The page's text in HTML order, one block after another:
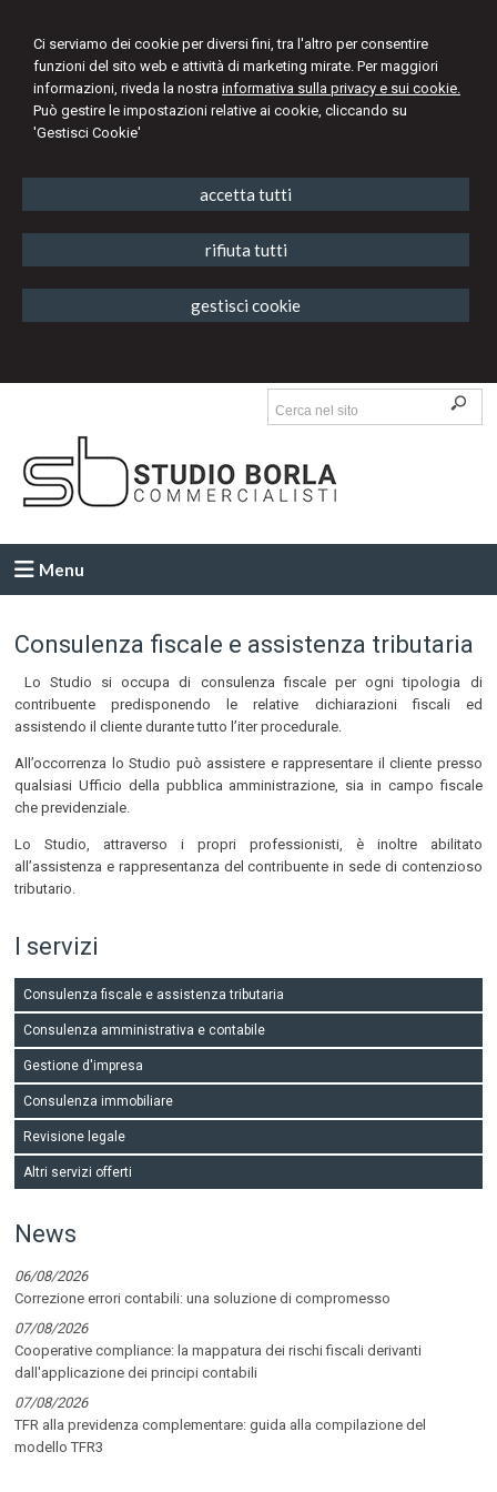
Ci serviamo dei cookie per diversi fini, tra l'altro per consentire
funzioni del sito web e attività di marketing mirate. Per maggiori
informazioni, riveda la nostra informativa sulla privacy e sui cookie.
Può gestire le impostazioni relative ai cookie, cliccando su
'Gestisci Cookie'
accetta tutti
rifiuta tutti
gestisci cookie
Menu
Consulenza fiscale e assistenza tributaria
Lo Studio si occupa di consulenza fiscale per ogni tipologia di
contribuente predisponendo le relative dichiarazioni fiscali ed
assistendo il cliente durante tutto l’iter procedurale.
All’occorrenza lo Studio può assistere e rappresentare il cliente presso
qualsiasi Ufficio della pubblica amministrazione, sia in campo fiscale
che previdenziale.
Lo Studio, attraverso i propri professionisti, è inoltre abilitato
all’assistenza e rappresentanza del contribuente in sede di contenzioso
tributario.
I servizi
Consulenza fiscale e assistenza tributaria
Consulenza amministrativa e contabile
Gestione d'impresa
Consulenza immobiliare
Revisione legale
Altri servizi offerti
News
06/08/2026
Correzione errori contabili: una soluzione di compromesso
07/08/2026
Cooperative compliance: la mappatura dei rischi fiscali derivanti
dall'applicazione dei principi contabili
07/08/2026
TFR alla previdenza complementare: guida alla compilazione del
modello TFR3